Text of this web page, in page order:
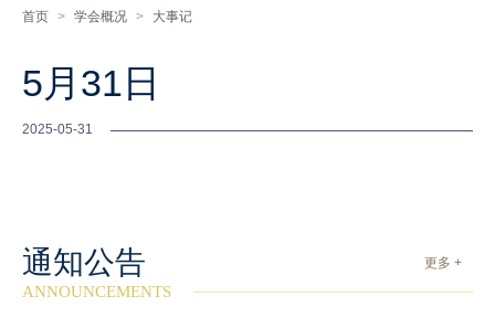
首页 > 学会概况 > 大事记
5月31日
2025-05-31
通知公告 更多 +
ANNOUNCEMENTS